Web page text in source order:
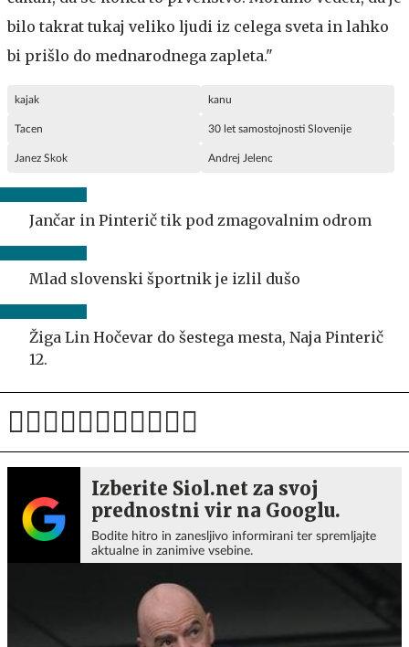
bilo takrat tukaj veliko ljudi iz celega sveta in lahko
bi prišlo do mednarodnega zapleta."
kajak kanu
Tacen 30 let samostojnosti Slovenije
Janez Skok Andrej Jelenc
Jančar in Pinterič tik pod zmagovalnim odrom
Mlad slovenski športnik je izlil dušo
Žiga Lin Hočevar do šestega mesta, Naja Pinterič
12.
Izberite Siol.net za svoj
prednostni vir na Googlu.
Bodite hitro in zanesljivo informirani ter spremljajte
aktualne in zanimive vsebine.